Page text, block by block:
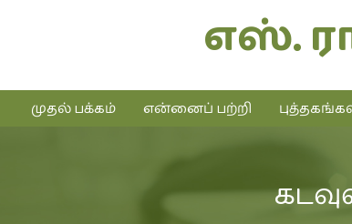
எஸ்.
முதல் பக்கம் என்னைப் பற்றி